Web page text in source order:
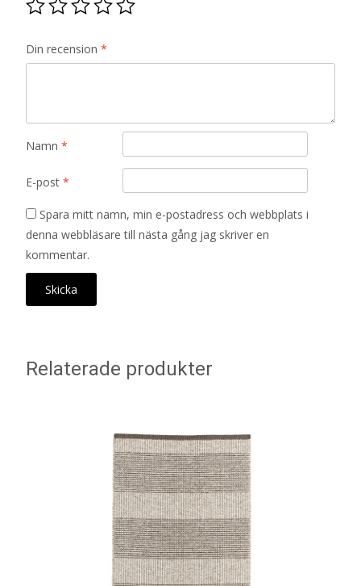
Din recension *
Namn *
E-post *
Spara mitt namn, min e-postadress och webbplats i
denna webbläsare till nästa gång jag skriver en
kommentar.
Relaterade produkter